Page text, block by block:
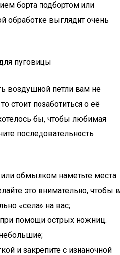
борта подбортом или
обработке выглядит очень
пуговицы
воздушной петли вам не
стоит позаботиться о её
бы, чтобы любимая
последовательность
обмылком наметьте места
это внимательно, чтобы в
«села» на вас;
при помощи острых ножниц.
и закрепите с изнаночной